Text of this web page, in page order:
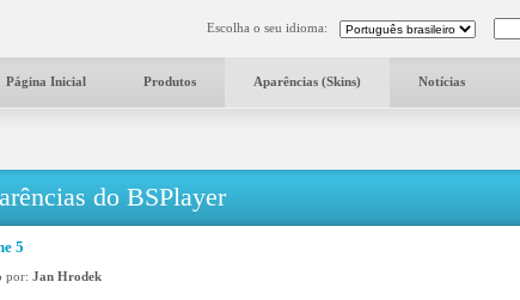
Escolha o seu idioma:
Página Inicial Produtos Aparências (Skins) Notícias
do BSPlayer
5
por: Jan Hrodek